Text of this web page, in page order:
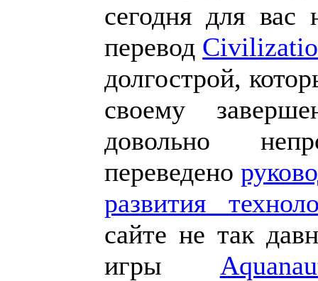
сегодня для вас
перевод
долгострой,
своему
довольно
переведено
развития
сайте не так
игры